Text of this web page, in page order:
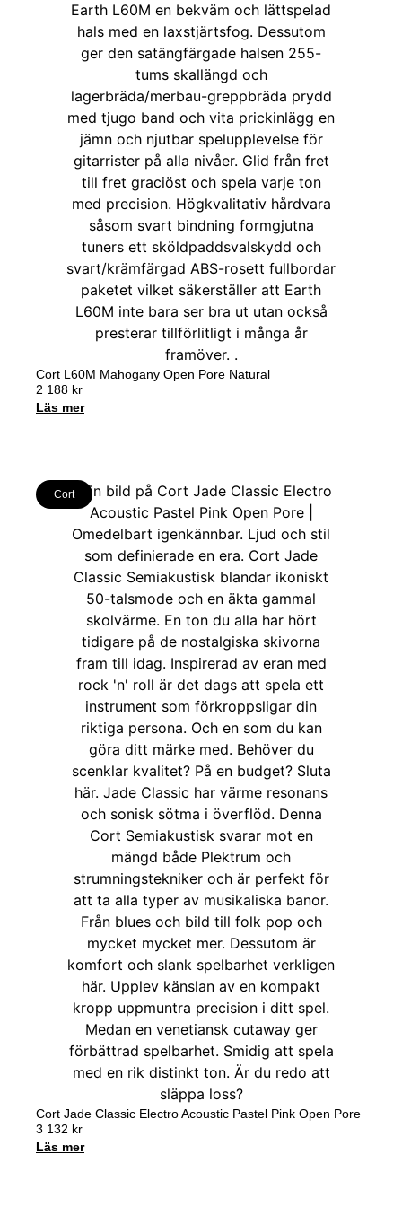
Cort L60M Mahogany Open Pore Natural
2 188 kr
Läs mer
Cort
Cort Jade Classic Electro Acoustic Pastel Pink Open Pore
3 132 kr
Läs mer